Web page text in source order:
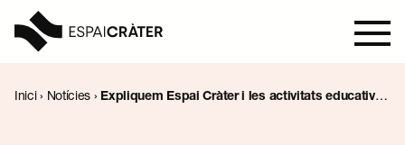
Inici› Notícies › Expliquem Espai Cràter i les activitats educatives